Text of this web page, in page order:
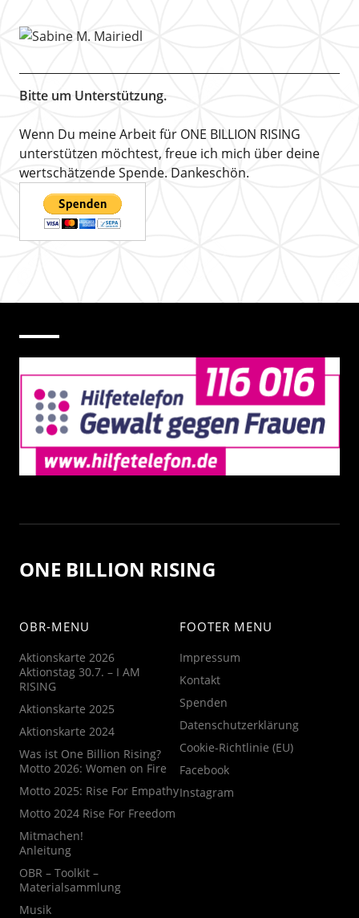
Bitte um Unterstützung.
Wenn Du meine Arbeit für ONE BILLION RISING
unterstützen möchtest, freue ich mich über deine
wertschätzende Spende. Dankeschön.
ONE BILLION RISING
OBR-MENU
Aktionskarte 2026
Aktionstag 30.7. – I AM
RISING
Aktionskarte 2025
Aktionskarte 2024
Was ist One Billion Rising?
Motto 2026: Women on Fire
Motto 2025: Rise For Empathy
Motto 2024 Rise For Freedom
Mitmachen!
Anleitung
OBR – Toolkit –
Materialsammlung
Musik
FOOTER MENU
Impressum
Kontakt
Spenden
Datenschutzerklärung
Cookie-Richtlinie (EU)
Facebook
Instagram